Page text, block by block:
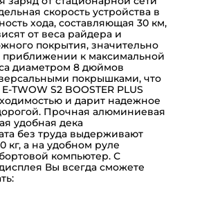
скорость устройства в
хода, составляющая 30 км,
от веса райдера и
покрытия, значительно
к максимальной
диаметром 8 дюймов
покрышками, что
TWOW S2 BOOSTER PLUS
и дарит надежное
Прочная алюминиевая
удобная дека
без труда выдерживают
кг, а на удобном руле
компьютер. С
Вы всегда сможете